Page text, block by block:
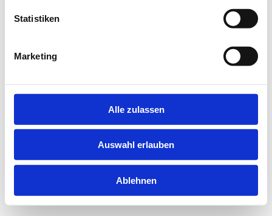
Statistiken
Marketing
Alle zulassen
Auswahl erlauben
Ablehnen